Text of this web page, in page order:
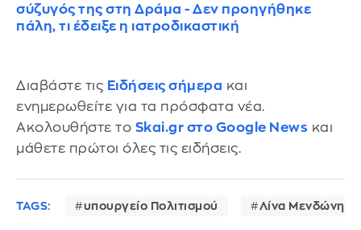
σύζυγός της στη Δράμα - Δεν προηγήθηκε
πάλη, τι έδειξε η ιατροδικαστική
Διαβάστε τις Ειδήσεις σήμερα και
ενημερωθείτε για τα πρόσφατα νέα.
Ακολουθήστε το Skai.gr στο Google News και
μάθετε πρώτοι όλες τις ειδήσεις.
TAGS: υπουργείο Πολιτισμού Λίνα Μενδώνη